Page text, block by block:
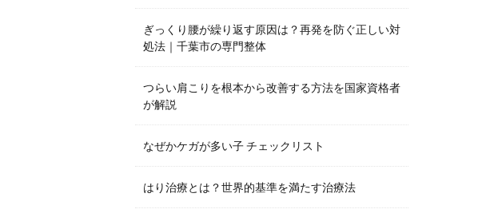
ぎっくり腰が繰り返す原因は？再発を防ぐ正しい対
処法｜千葉市の専門整体
つらい肩こりを根本から改善する方法を国家資格者
が解説
なぜかケガが多い子 チェックリスト
はり治療とは？世界的基準を満たす治療法